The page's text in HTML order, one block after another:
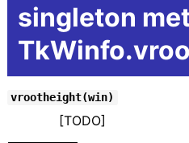
singleton
vrootheight(win)
[TODO]